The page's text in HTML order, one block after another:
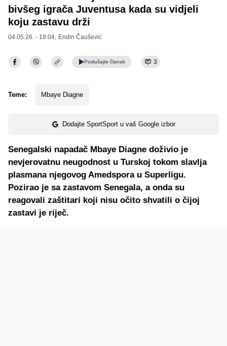
bivšeg igrača Juventusa kada su vidjeli
koju zastavu drži
04.05.26. - 18:04, Endin Čaušević
Poslušajte članak 3
Teme: Mbaye Diagne
Dodajte SportSport u vaš Google izbor
Senegalski napadač Mbaye Diagne doživio je
nevjerovatnu neugodnost u Turskoj tokom slavlja
plasmana njegovog Amedspora u Superligu.
Pozirao je sa zastavom Senegala, a onda su
reagovali zaštitari koji nisu očito shvatili o čijoj
zastavi je riječ.